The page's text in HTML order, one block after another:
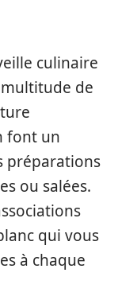
culinaire
de
font un
préparations
ou salées.
qui vous
à chaque